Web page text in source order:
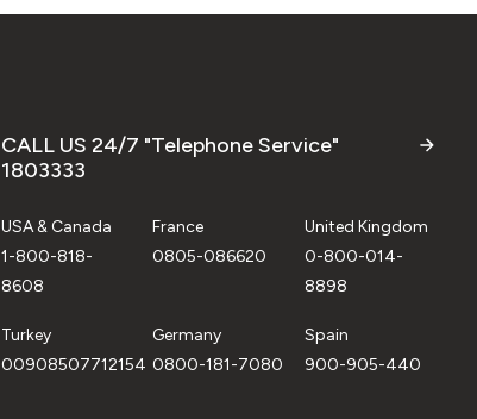
CALL US 24/7 "Telephone Service"
1803333
USA & Canada
1-800-818-
8608
France
0805-086620
United Kingdom
0-800-014-
8898
Turkey
00908507712154
Germany
0800-181-7080
Spain
900-905-440